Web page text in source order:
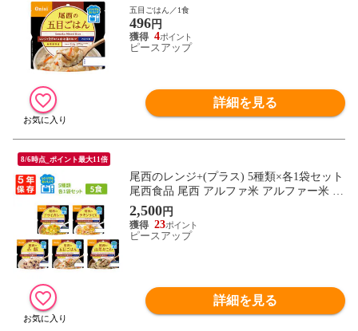
ー米 アルファ化米 電子レンジ 時短 非常食
非常食セット 保存食 防災食 保存食セット
おすすめ 登山 キャンプ
五目ごはん／1食
496円
4
ピースアップ
詳細を見る
8/6時点_ポイント最大11倍
尾西のレンジ+(プラス) 5種類×各1袋セット
尾西食品 尾西 アルファ米 アルファー米 ア
ルファ化米 非常食 非常食セット 保存食 防
災食 保存食セット 登山 キャンプ
2,500円
23
ピースアップ
詳細を見る